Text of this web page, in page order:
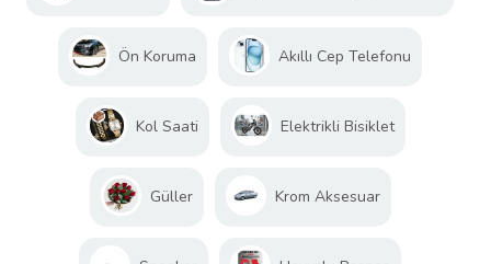
Ön Koruma Akıllı Cep Telefonu
Kol Saati Elektrikli Bisiklet
Güller Krom Aksesuar